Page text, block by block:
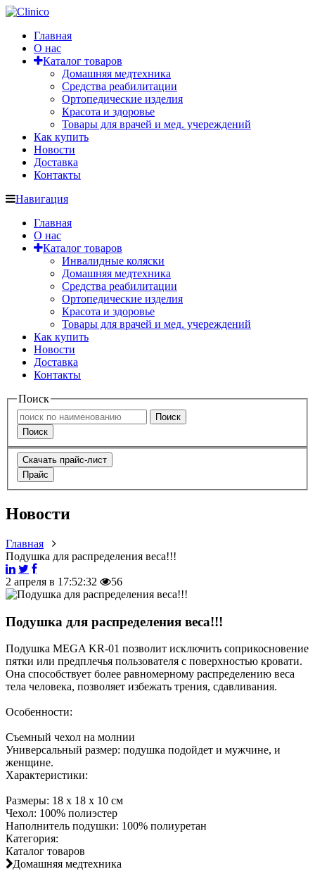
Главная
О нас
Каталог товаров
Домашняя медтехника
Средства реабилитации
Ортопедические изделия
Красота и здоровье
Товары для врачей и мед. учереждений
Как купить
Новости
Доставка
Контакты
Навигация
Главная
О нас
Каталог товаров
Инвалидные коляски
Домашняя медтехника
Средства реабилитации
Ортопедические изделия
Красота и здоровье
Товары для врачей и мед. учереждений
Как купить
Новости
Доставка
Контакты
Поиск
Поиск
Поиск
Скачать прайс-лист
Прайс
Новости
Главная
Подушка для распределения веса!!!
2 апреля в 17:52:32 56
Подушка для распределения веса!!!
Подушка MEGA KR-01 позволит исключить соприкосновение
пятки или предплечья пользователя с поверхностью кровати.
Она способствует более равномерному распределению веса
тела человека, позволяет избежать трения, сдавливания.
Особенности:
Съемный чехол на молнии
Универсальный размер: подушка подойдет и мужчине, и
женщине.
Характеристики:
Размеры: 18 х 18 х 10 см
Чехол: 100% полиэстер
Наполнитель подушки: 100% полиуретан
Категория:
Каталог товаров
Домашняя медтехника